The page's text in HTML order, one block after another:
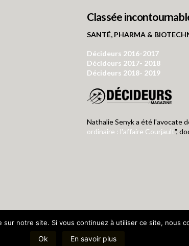
Classée
SANTÉ, PHARMA &
Décideurs 2016-2017
Décideurs 2017- 2018
Décideurs 2018- 2019
Nathalie Senyk a été l'avocate
ordinaire : l'affaire Courjault",
: Henri Leclerc | Hébergement : 1&1 Internet SARL
Mentions légales
|Politique de cookies
notre site. Si vous continuez à utiliser ce site, nous
Ok En savoir plus